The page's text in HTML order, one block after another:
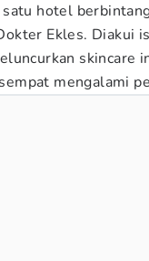
hotel
Ekles. Diakui
skincare
mengalami